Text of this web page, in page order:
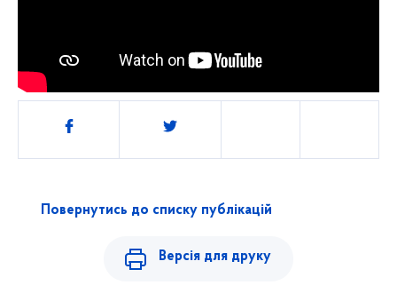
Поділитись
Повернутись до списку публікацій
Версія для друку